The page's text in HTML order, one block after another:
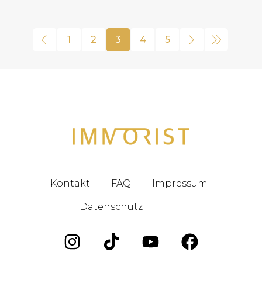
1 2 3 4 5
Kontakt FAQ Impressum
Datenschutz